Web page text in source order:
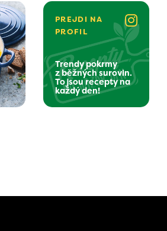
PREJDI NA
PROFIL
Trendy pokrmy
z běžných surovin.
To jsou recepty na
každý den!